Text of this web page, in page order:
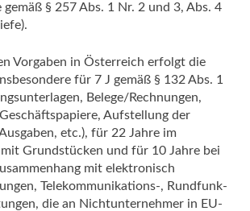
gemäß § 257 Abs. 1 Nr. 2 und 3, Abs. 4
Vorgaben in Österreich erfolgt die
für 7 J gemäß § 132 Abs. 1
Belege/Rechnungen,
Aufstellung der
etc.), für 22 Jahre im
Grundstücken und für 10 Jahre bei
mit elektronisch
Telekommunikations-, Rundfunk-
die an Nichtunternehmer in EU-